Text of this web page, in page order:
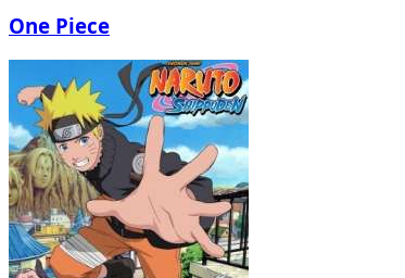
One Piece